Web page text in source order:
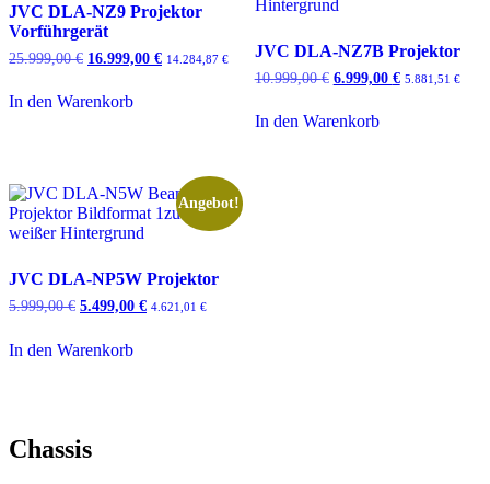
JVC DLA-NZ9 Projektor
Vorführgerät
25.999,00€ Ursprünglicher
war:
25.999,00 €
16.999,00 €Aktueller
14.284,87 €
In den Warenkorb
JVC DLA-NZ7B Projektor
10.999,00€ Ursprünglicher
war:
10.999,00 €
6.999,00 €Aktueller
5.881,51 €
In den Warenkorb
Angebot!
JVC DLA-NP5W Projektor
5.999,00€ Ursprünglicher
war:
5.999,00 €
5.499,00 €Aktueller
4.621,01 €
In den Warenkorb
Chassis